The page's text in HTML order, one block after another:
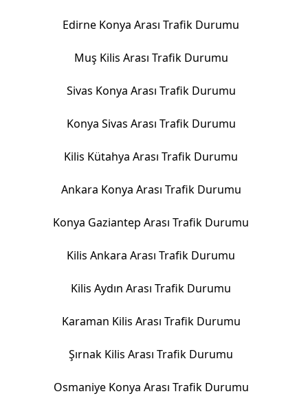
Edirne Konya Arası Trafik Durumu
Muş Kilis Arası Trafik Durumu
Sivas Konya Arası Trafik Durumu
Konya Sivas Arası Trafik Durumu
Kilis Kütahya Arası Trafik Durumu
Ankara Konya Arası Trafik Durumu
Konya Gaziantep Arası Trafik Durumu
Kilis Ankara Arası Trafik Durumu
Kilis Aydın Arası Trafik Durumu
Karaman Kilis Arası Trafik Durumu
Şırnak Kilis Arası Trafik Durumu
Osmaniye Konya Arası Trafik Durumu